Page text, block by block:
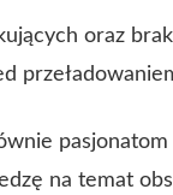
oraz
na temat